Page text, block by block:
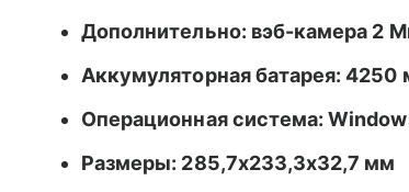
Дополнительно: вэб-камера 2
Аккумуляторная батарея: 4250
Операционная система:
Размеры: 285,7x233,3x32,7 мм